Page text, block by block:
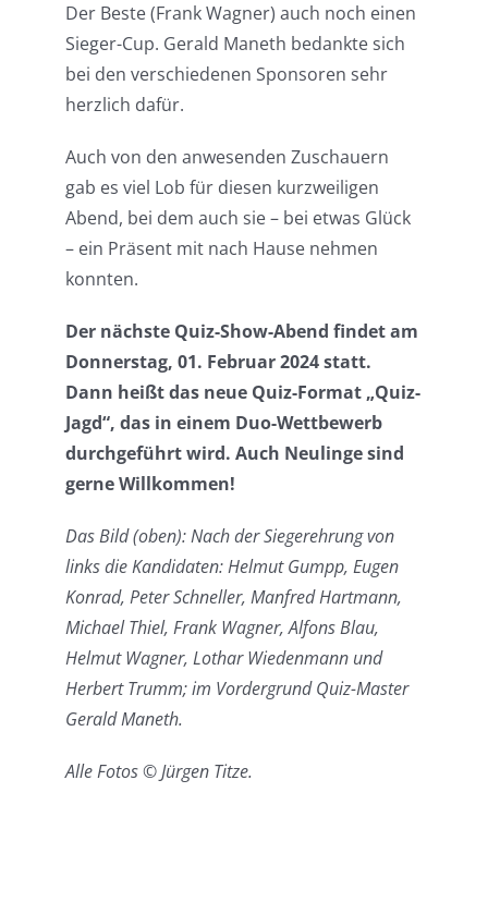
Der Beste (Frank Wagner) auch noch einen
Sieger-Cup. Gerald Maneth bedankte sich
bei den verschiedenen Sponsoren sehr
herzlich dafür.
Auch von den anwesenden Zuschauern
gab es viel Lob für diesen kurzweiligen
Abend, bei dem auch sie – bei etwas Glück
– ein Präsent mit nach Hause nehmen
konnten.
Der nächste Quiz-Show-Abend findet am
Donnerstag, 01. Februar 2024 statt.
Dann heißt das neue Quiz-Format „Quiz-
Jagd“, das in einem Duo-Wettbewerb
durchgeführt wird. Auch Neulinge sind
gerne Willkommen!
Das Bild (oben): Nach der Siegerehrung von
links die Kandidaten: Helmut Gumpp, Eugen
Konrad, Peter Schneller, Manfred Hartmann,
Michael Thiel, Frank Wagner, Alfons Blau,
Helmut Wagner, Lothar Wiedenmann und
Herbert Trumm; im Vordergrund Quiz-Master
Gerald Maneth.
Alle Fotos © Jürgen Titze.